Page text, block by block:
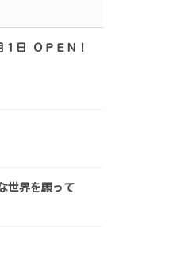
１日 ＯＰＥＮ！
世界を願って